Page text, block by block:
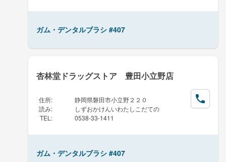
ガム・デンタルブラシ #407
杏林堂ドラッグストア 豊田小立野店
住所:
静岡県磐田市小立野２２０
読み:
しずおかけんいわたしこだての
TEL : 0538-33-1411
ガム・デンタルブラシ #407